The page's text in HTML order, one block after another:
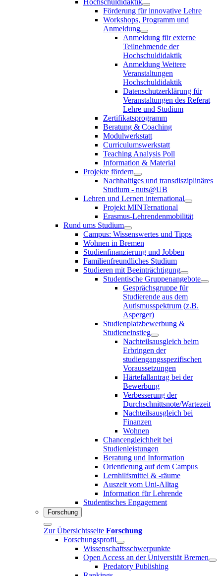
Förderung für innovative Lehre
Workshops, Programm und
Anmeldung
Anmeldung für externe
Teilnehmende der
Hochschuldidaktik
Anmeldung Weitere
Veranstaltungen
Hochschuldidaktik
Datenschutzerklärung für
Veranstaltungen des Referat
Lehre und Studium
Zertifikatsprogramm
Beratung & Coaching
Modulwerkstatt
Curriculumswerkstatt
Teaching Analysis Poll
Information & Material
Projekte fördern
Nachhaltiges und transdisziplinäres
Studium - nuts@UB
Lehren und Lernen international
Projekt MINTernational
Erasmus-Lehrendenmobilität
Rund ums Studium
Campus: Wissenswertes und Tipps
Wohnen in Bremen
Studienfinanzierung und Jobben
Familienfreundliches Studium
Studieren mit Beeinträchtigung
Studentische Gruppenangebote
Gesprächsgruppe für
Studierende aus dem
Autismusspektrum (z.B.
Asperger)
Studienplatzbewerbung &
Studieneinstieg
Nachteilsausgleich beim
Erbringen der
studiengangsspezifischen
Voraussetzungen
Härtefallantrag bei der
Bewerbung
Verbesserung der
Durchschnittsnote/Wartezeit
Nachteilsausgleich bei
Finanzen
Wohnen
Chancengleichheit bei
Studienleistungen
Beratung und Information
Orientierung auf dem Campus
Lernhilfsmittel & -räume
Auszeit vom Uni-Alltag
Information für Lehrende
Studentisches Engagement
Forschung
Zur Übersichtsseite Forschung
Forschungsprofil
Wissenschaftsschwerpunkte
Open Access an der Universität Bremen
Predatory Publishing